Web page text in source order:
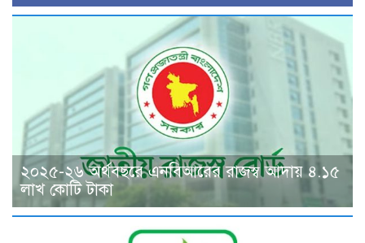
২০২৫-২৬ অর্থবছরে এনবিআরের রাজস্ব আদায় ৪.১৫
লাখ কোটি টাকা